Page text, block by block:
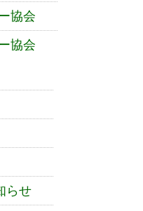
協会
協会
らせ